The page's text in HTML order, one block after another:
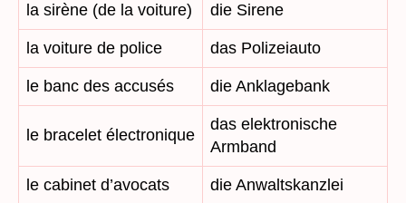
la sirène (de la voiture) die Sirene
la voiture de police das Polizeiauto
le banc des accusés die Anklagebank
le bracelet électronique
das elektronische
Armband
le cabinet d’avocats die Anwaltskanzlei